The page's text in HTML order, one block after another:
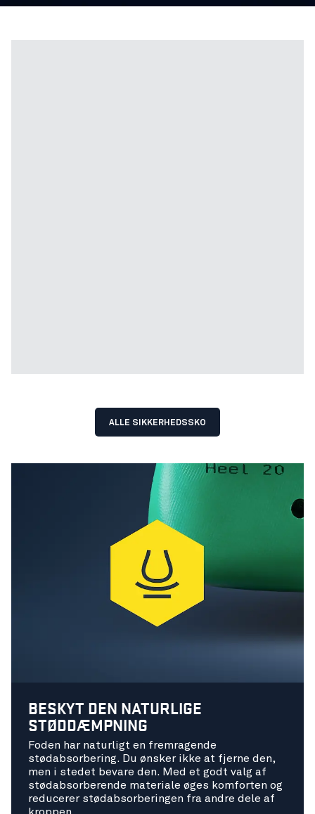
ALLE SIKKERHEDSSKO
BESKYT DEN NATURLIGE
STØDDÆMPNING
Foden har naturligt en fremragende
stødabsorbering. Du ønsker ikke at fjerne den,
men i stedet bevare den. Med et godt valg af
stødabsorberende materiale øges komforten og
reducerer stødabsorberingen fra andre dele af